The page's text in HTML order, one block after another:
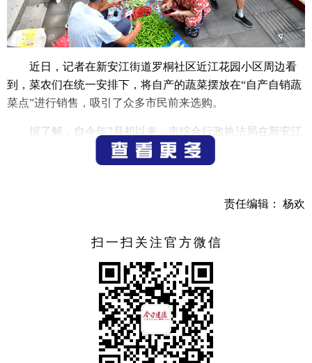
近日，记者在新安江街道罗桐社区近江花园小区周边看
到，菜农们在统一安排下，将自产的蔬菜摆放在“自产自销蔬
菜点”进行销售，吸引了众多市民前来选购。
据了解，自今年7月初以来，市综合行政执法局在新安江
城区部分小区路口增设了10余处自产自销蔬菜点位，每天清
晨5点半至8点半开放经营交易，既保障了市容环境，又为自
责任编辑： 杨欢
扫一扫关注官方微信